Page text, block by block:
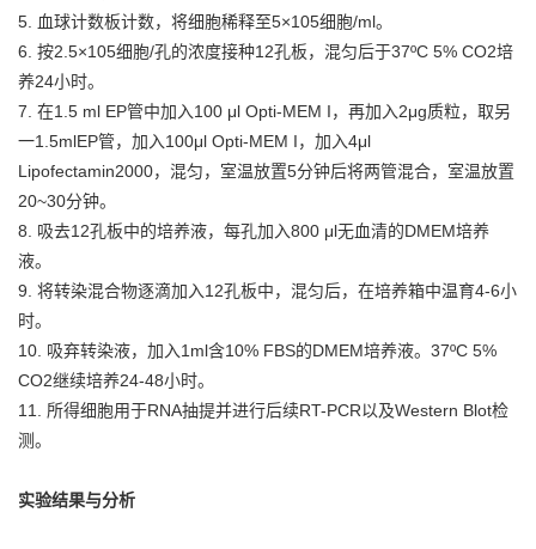
5. 血球计数板计数，将细胞稀释至5×105细胞/ml。
6. 按2.5×105细胞/孔的浓度接种12孔板，混匀后于37ºC 5% CO2培
养24小时。
7. 在1.5 ml EP管中加入100 μl Opti-MEM I，再加入2μg质粒，取另
一1.5mlEP管，加入100μl Opti-MEM I，加入4μl
Lipofectamin2000，混匀，室温放置5分钟后将两管混合，室温放置
20~30分钟。
8. 吸去12孔板中的培养液，每孔加入800 μl无血清的DMEM培养
液。
9. 将转染混合物逐滴加入12孔板中，混匀后，在培养箱中温育4-6小
时。
10. 吸弃转染液，加入1ml含10% FBS的DMEM培养液。37ºC 5%
CO2继续培养24-48小时。
11. 所得细胞用于RNA抽提并进行后续RT-PCR以及Western Blot检
测。
实验结果与分析